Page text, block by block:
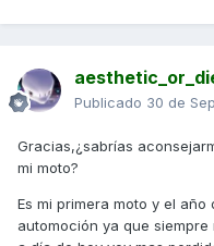
Publicado 30 de
Gracias,¿sabrías
mi moto?
Es mi primera moto y el
automoción ya que